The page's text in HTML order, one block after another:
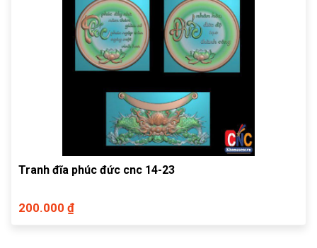
Tranh đĩa phúc đức cnc 14-23
200.000 ₫